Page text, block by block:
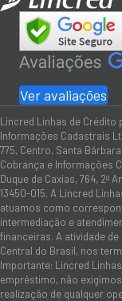
Ver avaliações
Lincred Linhas de Crédito
Informações Cadastrais
775, Centro, Santa
Cobrança e Informações
Duque de Caxias, 764, 2º
13450-015. A Lincred
atuamos como
intermediação e
financeiras. A atividade
Central do Brasil, nos
Importante: Lincred
empréstimo, não
realização de qualquer